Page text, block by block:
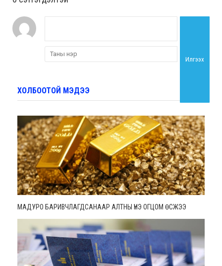
Илгээх
ХОЛБООТОЙ МЭДЭЭ
МАДУРО БАРИВЧЛАГДСАНААР АЛТНЫ ҮНЭ ОГЦОМ ӨСЖЭЭ